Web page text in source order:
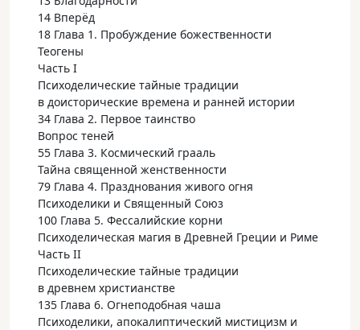
14 Вперёд
18 Глава 1. Пробуждение божественности
Теогены
Часть I
Психоделические тайные традиции
в доисторические времена и ранней истории
34 Глава 2. Первое таинство
Вопрос теней
55 Глава 3. Космический грааль
Тайна священной женственности
79 Глава 4. Празднования живого огня
Психоделики и Священный Союз
100 Глава 5. Фессалийские корни
Психоделическая магия в Древней Греции и Риме
Часть II
Психоделические тайные традиции
в древнем христианстве
135 Глава 6. Огнеподобная чаша
Психоделики, апокалиптический мистицизм и